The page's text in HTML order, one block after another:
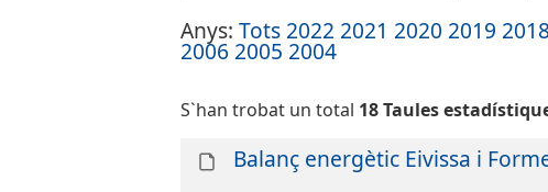
Anys: Tots 2022 2021 2020 2019 2018
2006 2005 2004
S`han trobat un total 18 Taules
Balanç energètic Eivissa i